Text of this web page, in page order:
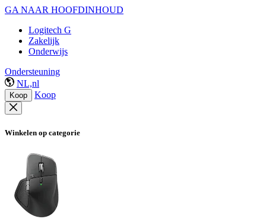
GA NAAR HOOFDINHOUD
Logitech G
Zakelijk
Onderwijs
Ondersteuning
NL,nl
Koop Koop
Winkelen op categorie